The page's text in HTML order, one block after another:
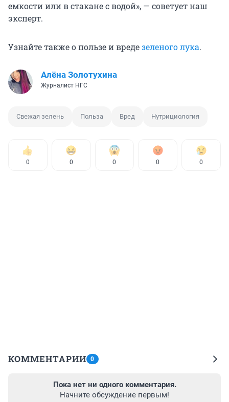
емкости или в стакане с водой», — советует наш
эксперт.
Узнайте также о пользе и вредезеленого лука.
Алёна Золотухина
Журналист НГС
Свежая зелень Польза Вред Нутрициология
0 0 0 0 0
КОММЕНТАРИИ 0
Пока нет ни одного комментария.
Начните обсуждение первым!